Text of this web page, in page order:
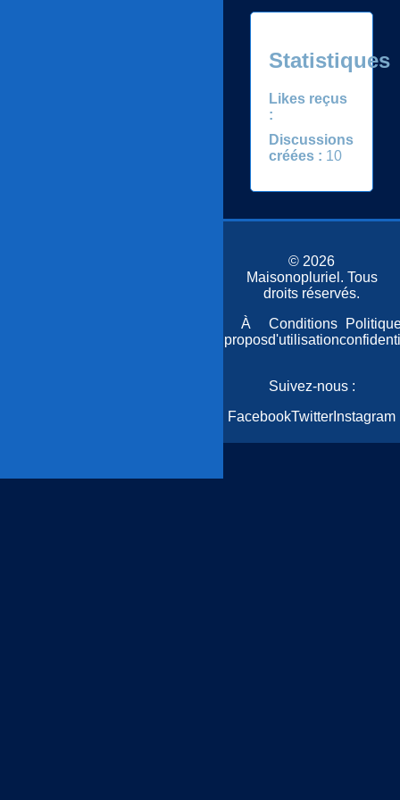
Statistiques
Likes reçus
:
Discussions
créées : 10
© 2026
Maisonopluriel. Tous
droits réservés.
À
propos
Conditions
d'utilisation
Suivez-nous :
FacebookTwitter Instagram